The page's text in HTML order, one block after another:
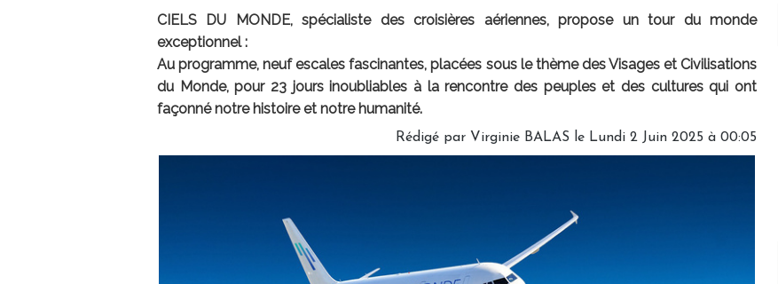
CIELS DU MONDE, spécialiste des croisières aériennes, propose un tour du monde
exceptionnel :
Au programme, neuf escales fascinantes, placées sous le thème des Visages et Civilisations
du Monde, pour 23 jours inoubliables à la rencontre des peuples et des cultures qui ont
façonné notre histoire et notre humanité.
Rédigé par Virginie BALAS le Lundi 2 Juin 2025 à 00:05